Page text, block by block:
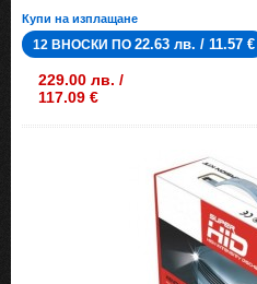
Купи на изплащане
12 ВНОСКИ ПО 22.63 лв. / 11.57 €
229.00 лв. /
117.09 €